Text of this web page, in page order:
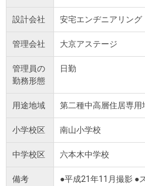
設計会社 安宅エンヂニアリング
管理会社 大京アステージ
管理員の
勤務形態
日勤
用途地域 第二種中高層住居専用
小学校区 南山小学校
中学校区 六本木中学校
備考
●平成21年11月撮影 ●